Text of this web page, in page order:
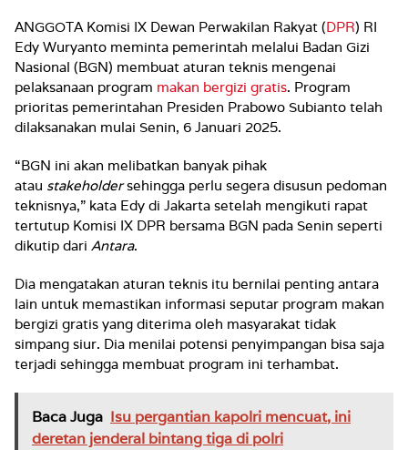
ANGGOTA Komisi IX Dewan Perwakilan Rakyat (DPR) RI
Edy Wuryanto meminta pemerintah melalui Badan Gizi
Nasional (BGN) membuat aturan teknis mengenai
pelaksanaan program makan bergizi gratis. Program
prioritas pemerintahan Presiden Prabowo Subianto telah
dilaksanakan mulai Senin, 6 Januari 2025.
“BGN ini akan melibatkan banyak pihak
atau stakeholdersehingga perlu segera disusun pedoman
teknisnya,” kata Edy di Jakarta setelah mengikuti rapat
tertutup Komisi IX DPR bersama BGN pada Senin seperti
dikutip dari Antara.
Dia mengatakan aturan teknis itu bernilai penting antara
lain untuk memastikan informasi seputar program makan
bergizi gratis yang diterima oleh masyarakat tidak
simpang siur. Dia menilai potensi penyimpangan bisa saja
terjadi sehingga membuat program ini terhambat.
Baca Juga Isu pergantian kapolri mencuat, ini
deretan jenderal bintang tiga di polri